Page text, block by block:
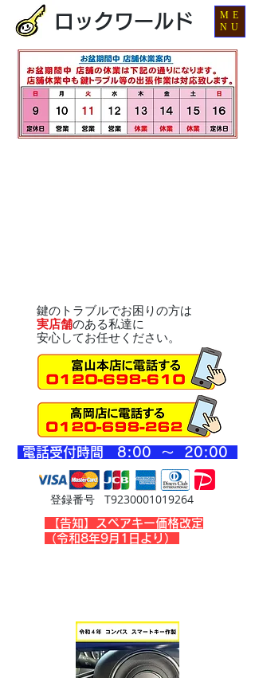
ロックワールド
鍵のトラブルでお困りの方は
実店舗のある私達に
安心してお任せください。
登録番号 T9230001019264
​電話受付時間 8:00 ～ 20:00
​【告知】スペアキー価格改定
（令和8年9月1日より）
ME
NU